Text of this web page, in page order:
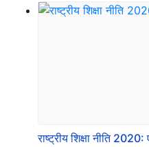
राष्ट्रीय शिक्षा नीति